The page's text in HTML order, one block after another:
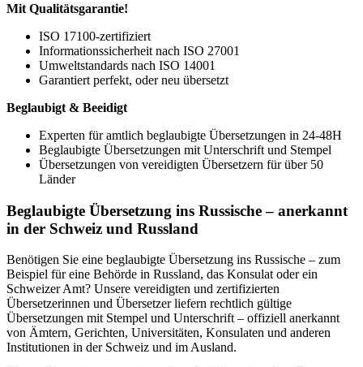
Mit Qualitätsgarantie!
ISO 17100-zertifiziert
Informationssicherheit nach ISO 27001
Umweltstandards nach ISO 14001
Garantiert perfekt, oder neu übersetzt
Beglaubigt & Beeidigt
Experten für amtlich beglaubigte Übersetzungen in 24-48H
Beglaubigte Übersetzungen mit Unterschrift und Stempel
Übersetzungen von vereidigten Übersetzern für über 50
Länder
Beglaubigte Übersetzung ins Russische – anerkannt
in der Schweiz und Russland
Benötigen Sie eine beglaubigte Übersetzung ins Russische – zum
Beispiel für eine Behörde in Russland, das Konsulat oder ein
Schweizer Amt? Unsere vereidigten und zertifizierten
Übersetzerinnen und Übersetzer liefern rechtlich gültige
Übersetzungen mit Stempel und Unterschrift – offiziell anerkannt
von Ämtern, Gerichten, Universitäten, Konsulaten und anderen
Institutionen in der Schweiz und im Ausland.